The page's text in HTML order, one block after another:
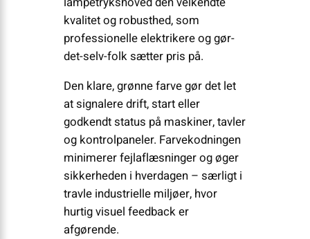
kvalitet og robusthed, som
professionelle elektrikere og gør-
det-selv-folk sætter pris på.
Den klare, grønne farve gør det let
at signalere drift, start eller
godkendt status på maskiner, tavler
og kontrolpaneler. Farvekodningen
minimerer fejlaflæsninger og øger
sikkerheden i hverdagen – særligt i
travle industrielle miljøer, hvor
hurtig visuel feedback er
afgørende.